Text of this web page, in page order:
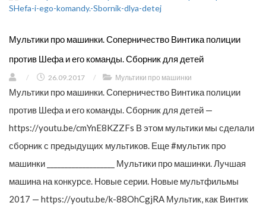
Мультики про машинки. Соперничество Винтика полиции
против Шефа и его команды. Сборник для детей
/ 26.09.2017 / Мультики про машинки
Мультики про машинки. Соперничество Винтика полиции
против Шефа и его команды. Сборник для детей —
https://youtu.be/cmYnE8KZZFs В этом мультики мы сделали
сборник с предыдущих мультиков. Еще #мультик про
машинки ___________________ Мультики про машинки. Лучшая
машина на конкурсе. Новые серии. Новые мультфильмы
2017 — https://youtu.be/k-88OhCgjRA Мультик, как Винтик